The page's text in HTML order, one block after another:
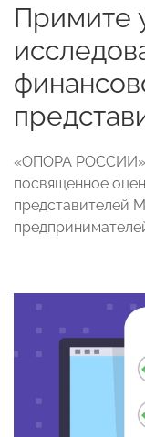
Примите
«ОПОРА РОССИИ»
посвященное
представителей